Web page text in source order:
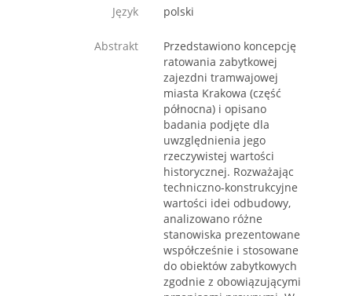
Język polski
Abstrakt
Przedstawiono koncepcję
ratowania zabytkowej
zajezdni tramwajowej
miasta Krakowa (część
północna) i opisano
badania podjęte dla
uwzględnienia jego
rzeczywistej wartości
historycznej. Rozważając
techniczno-konstrukcyjne
wartości idei odbudowy,
analizowano różne
stanowiska prezentowane
współcześnie i stosowane
do obiektów zabytkowych
zgodnie z obowiązującymi